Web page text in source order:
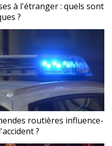
à l'étranger : quels sont
?
routières influence-
?